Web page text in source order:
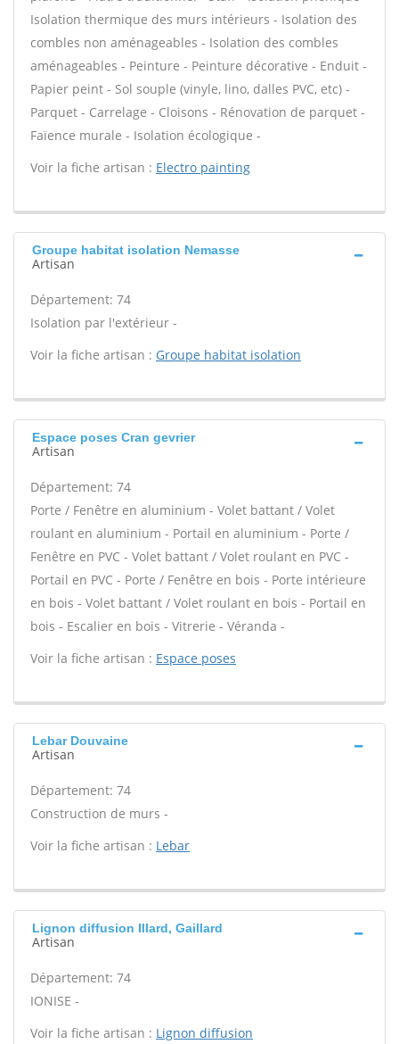
Isolation thermique des murs intérieurs - Isolation des
combles non aménageables - Isolation des combles
aménageables - Peinture - Peinture décorative - Enduit -
Papier peint - Sol souple (vinyle, lino, dalles PVC, etc) -
Parquet - Carrelage - Cloisons - Rénovation de parquet -
Faïence murale - Isolation écologique -
Voir la fiche artisan : Electro painting
Groupe habitat isolation Nemasse
Artisan
Département: 74
Isolation par l'extérieur -
Voir la fiche artisan : Groupe habitat isolation
Espace poses Cran gevrier
Artisan
Département: 74
Porte / Fenêtre en aluminium - Volet battant / Volet
roulant en aluminium - Portail en aluminium - Porte /
Fenêtre en PVC - Volet battant / Volet roulant en PVC -
Portail en PVC - Porte / Fenêtre en bois - Porte intérieure
en bois - Volet battant / Volet roulant en bois - Portail en
bois - Escalier en bois - Vitrerie - Véranda -
Voir la fiche artisan : Espace poses
Lebar Douvaine
Artisan
Département: 74
Construction de murs -
Voir la fiche artisan : Lebar
Lignon diffusion Illard, Gaillard
Artisan
Département: 74
IONISE -
Voir la fiche artisan : Lignon diffusion